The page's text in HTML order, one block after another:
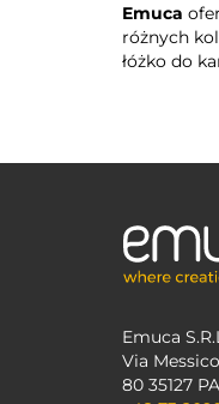
Emuca
różnych
łóżko do
Emuca
Via Messico
80 35127